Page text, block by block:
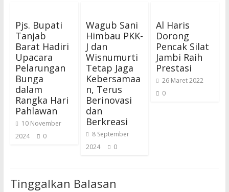
Pjs. Bupati
Tanjab
Barat Hadiri
Upacara
Pelarungan
Bunga
dalam
Rangka Hari
Pahlawan
10 November
2024
0
Wagub Sani
Himbau PKK-
J dan
Wisnumurti
Tetap Jaga
Kebersamaa
n, Terus
Berinovasi
dan
Berkreasi
8 September
2024
0
Al Haris
Dorong
Pencak Silat
Jambi Raih
Prestasi
26 Maret 2022
0
Tinggalkan Balasan